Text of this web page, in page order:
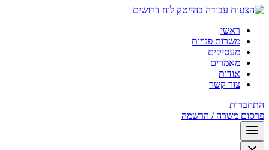
לוח דרושים
ראשי
משרות פנויות
מעסיקים
מאמרים
אודות
צור קשר
התחברות
פרסום משרה / הרשמה